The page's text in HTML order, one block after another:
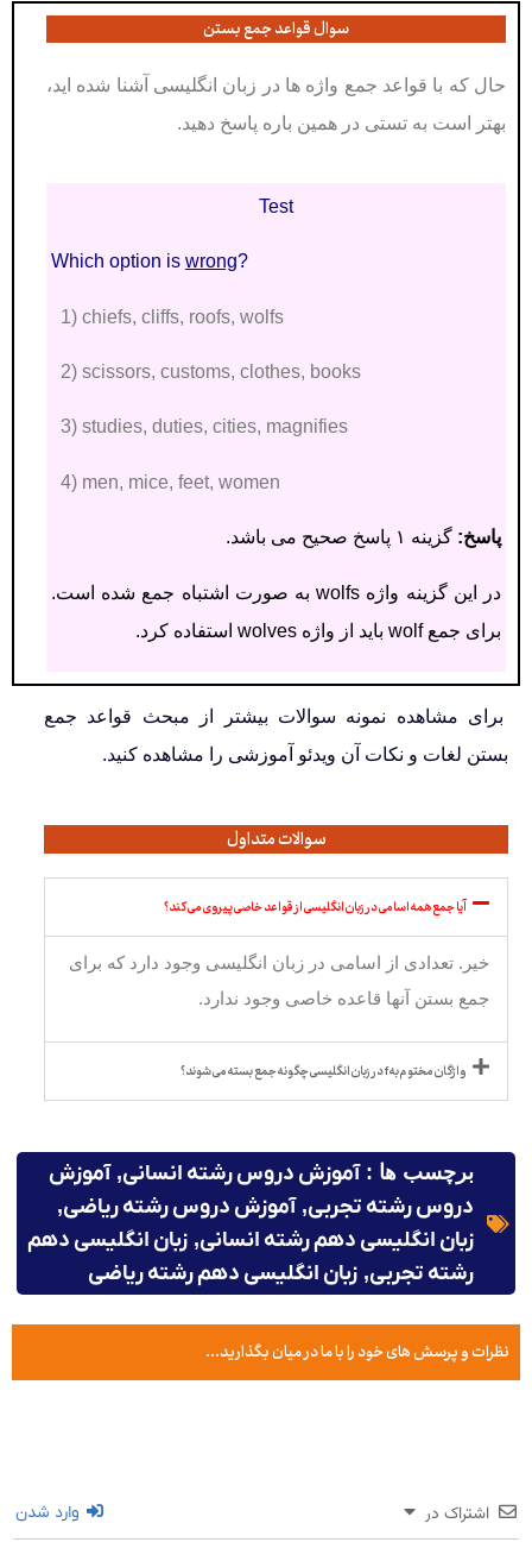
سوال قواعد جمع بستن
حال که با قواعد جمع واژه ها در زبان انگلیسی آشنا شده اید،
بهتر است به تستی در همین باره پاسخ دهید.
Test
Which option is wrong?
1) chiefs, cliffs, roofs, wolfs
2) scissors, customs, clothes, books
3) studies, duties, cities, magnifies
4) men, mice, feet, women
پاسخ: گزینه ۱ پاسخ صحیح می باشد.
در این گزینه واژه wolfs به صورت اشتباه جمع شده است.
برای جمع wolf باید از واژه wolves استفاده کرد.
برای مشاهده نمونه سوالات بیشتر از مبحث قواعد جمع
بستن لغات و نکات آن ویدئو آموزشی را مشاهده کنید.
سوالات متداول
آیا جمع همه اسامی در زبان انگلیسی از قواعد خاصی پیروی می کند؟
خیر. تعدادی از اسامی در زبان انگلیسی وجود دارد که برای
جمع بستن آنها قاعده خاصی وجود ندارد.
واژگان مختوم به f در زبان انگلیسی چگونه جمع بسته می شوند؟
برچسب ها :آموزش دروس رشته انسانی,آموزش
دروس رشته تجربی,آموزش دروس رشته ریاضی,
زبان انگلیسی دهم رشته انسانی, زبان انگلیسی دهم
رشته تجربی, زبان انگلیسی دهم رشته ریاضی
نظرات و پرسش های خود را با ما در میان بگذارید...
اشتراک در وارد شدن